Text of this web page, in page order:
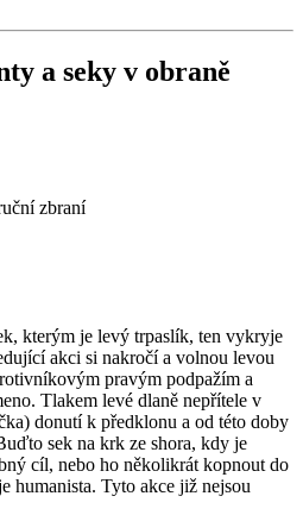
a seky v obraně
zbraní
kterým je levý trpaslík, ten vykryje
akci si nakročí a volnou levou
pravým podpažím a
Tlakem levé dlaně nepřítele v
donutí k předklonu a od této doby
sek na krk ze shora, kdy je
cíl, nebo ho několikrát kopnout do
humanista. Tyto akce již nejsou